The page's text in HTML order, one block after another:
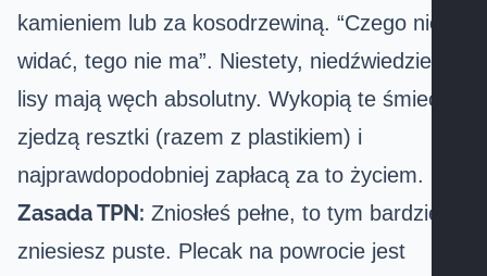
kamieniem lub za kosodrzewiną. “Czego nie
widać, tego nie ma”. Niestety, niedźwiedzie i
lisy mają węch absolutny. Wykopią te śmieci,
zjedzą resztki (razem z plastikiem) i
najprawdopodobniej zapłacą za to życiem.
Zasada TPN: Zniosłeś pełne, to tym bardziej
zniesiesz puste. Plecak na powrocie jest